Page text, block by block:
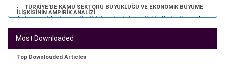
TÜRKİYE'DE KAMU SEKTÖRÜ BÜYÜKLÜĞÜ VE EKONOMİK BÜYÜME
İLİŞKİSİNİN AMPİRİK ANALİZİ
An Empirical Analysis on the Relationship between Public Sector Size and
Ömer Faruk ALTUNÇ, Celil AYDIN
Ekonomik Yaklasim. 2012; 23(82): 79-98
»Abstract » doi:
TÜRKİYE EKONOMİSİ İÇİN NAIRU TAHMİNİ
NAIRU Estimation for the Turkish Economy
Most Downloaded
Top Downloaded Articles